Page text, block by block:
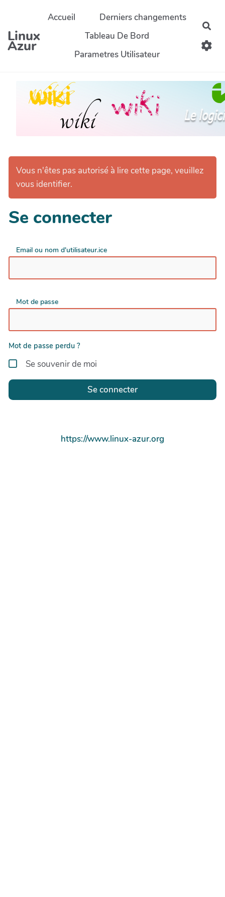
Aller au contenu principal
Linux
Azur
Accueil
Derniers changements
Tableau De Bord
Parametres Utilisateur
Vous n'êtes pas autorisé à lire cette page, veuillez
vous identifier.
Se connecter
Email ou nom d'utilisateur.ice
Mot de passe
Mot de passe perdu ?
Se souvenir de moi
Se connecter
https://www.linux-azur.org